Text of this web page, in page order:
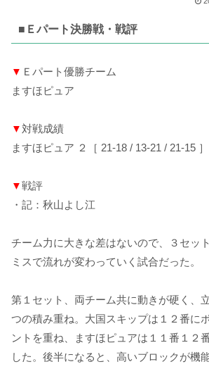
■Ｅパート決勝戦・戦評
▼ Ｅパート優勝チーム
ますほピュア
▼対戦成績
ますほピュア ２［ 21-18 / 13-21 / 21-15
▼戦評
・記：秋山よし江
チーム力に大きな差はないので、３セッ
ミスで流れが変わっていく試合だった。
第１セット、両チーム共に動きが硬く、
つの積み重ね。大国スキップは１２番に
ントを重ね、ますほピュアは１１番１２
した。後半になると、高いブロックが機